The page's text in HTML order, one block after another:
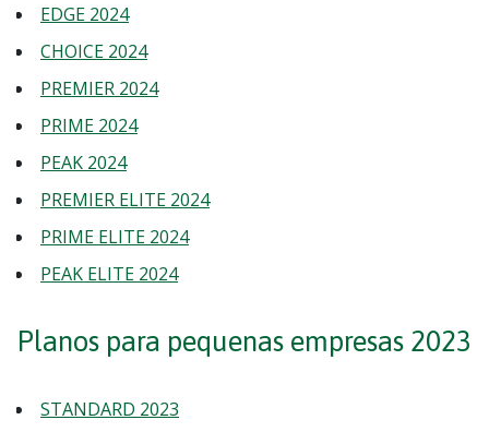
EDGE 2024
CHOICE 2024
PREMIER 2024
PRIME 2024
PEAK 2024
PREMIER ELITE 2024
PRIME ELITE 2024
PEAK ELITE 2024
Planos para pequenas empresas 2023
STANDARD 2023